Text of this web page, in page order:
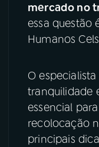
05PODCASTS
07 ÚLTIMAS
08FESTIVAL
mercado no
essa questão
Humanos
O
tranquilidade
essencial
recolocação
principais